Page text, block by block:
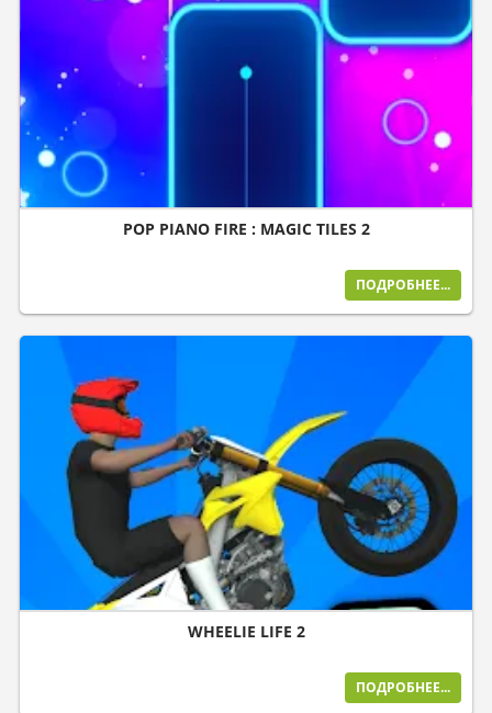
POP PIANO FIRE : MAGIC TILES 2
ПОДРОБНЕЕ...
WHEELIE LIFE 2
ПОДРОБНЕЕ...